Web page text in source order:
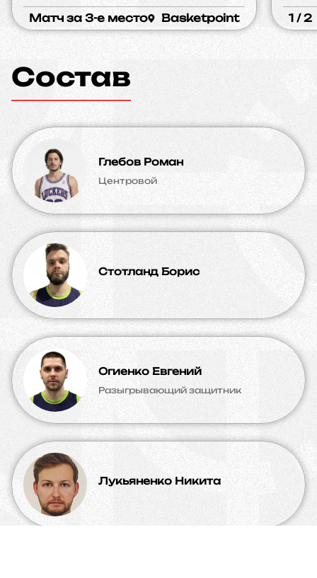
Матч за 3-е место Basketpoint 1 / 2
Состав
Глебов Роман
Центровой
Стотланд Борис
Огиенко Евгений
Разыгрывающий защитник
Лукьяненко Никита